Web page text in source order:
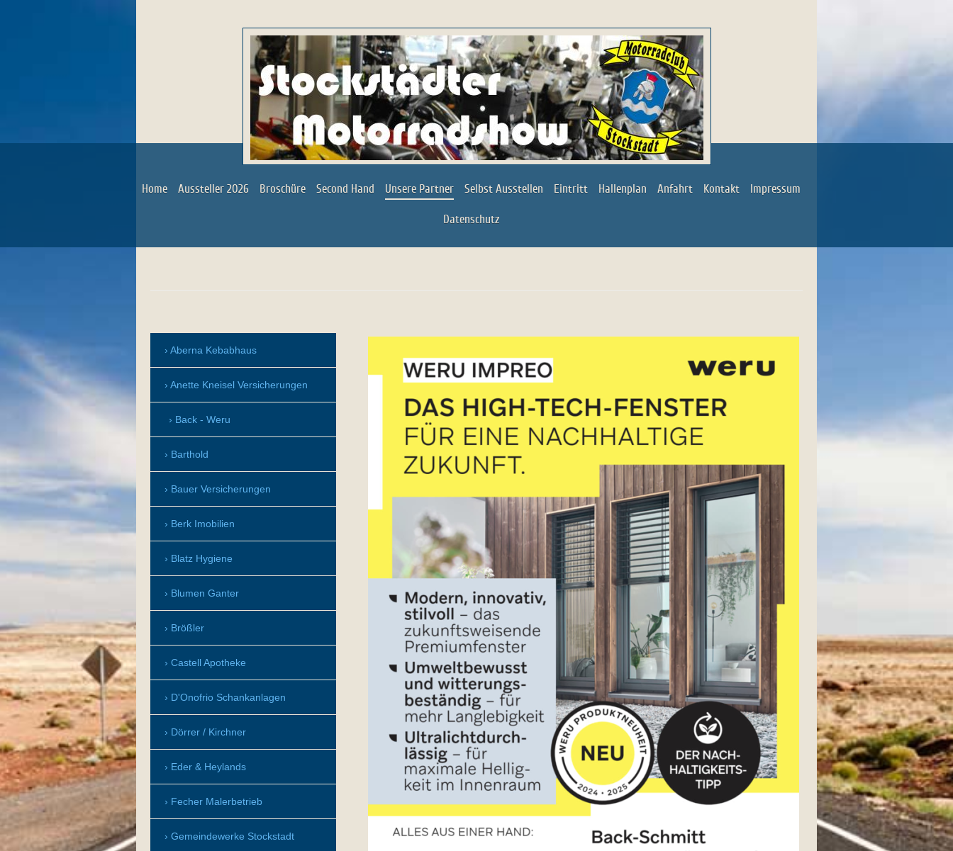
Home Aussteller 2026 Broschüre Second Hand Unsere Partner Selbst Ausstellen Eintritt Hallenplan Anfahrt Kontakt Impressum
Datenschutz
Aberna Kebabhaus
Anette Kneisel Versicherungen
Back - Weru
Barthold
Bauer Versicherungen
Berk Imobilien
Blatz Hygiene
Blumen Ganter
Brößler
Castell Apotheke
D'Onofrio Schankanlagen
Dörrer / Kirchner
Eder & Heylands
Fecher Malerbetrieb
Gemeindewerke Stockstadt